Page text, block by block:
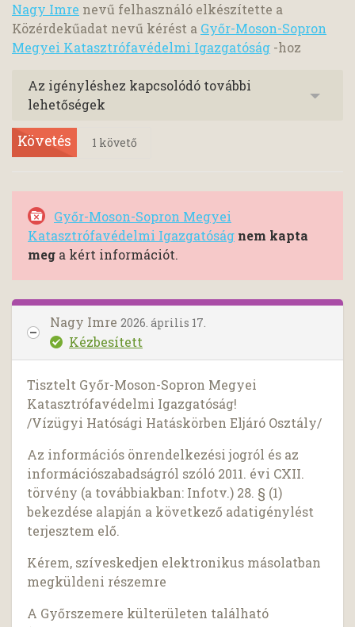
Nagy Imre nevű felhasználó elkészítette a
Közérdekűadat nevű kérést a Győr-Moson-Sopron
Megyei Katasztrófavédelmi Igazgatóság -hoz
Az igényléshez kapcsolódó további
lehetőségek
Követés 1 követő
Győr-Moson-Sopron Megyei
Katasztrófavédelmi Igazgatóság nem kapta
meg a kért információt.
Nagy Imre 2026. április 17.
Kézbesített
Tisztelt Győr-Moson-Sopron Megyei
Katasztrófavédelmi Igazgatóság!
/Vízügyi Hatósági Hatáskörben Eljáró Osztály/
Az információs önrendelkezési jogról és az
információszabadságról szóló 2011. évi CXII.
törvény (a továbbiakban: Infotv.) 28. § (1)
bekezdése alapján a következő adatigénylést
terjesztem elő.
Kérem, szíveskedjen elektronikus másolatban
megküldeni részemre
A Győrszemere külterületen található